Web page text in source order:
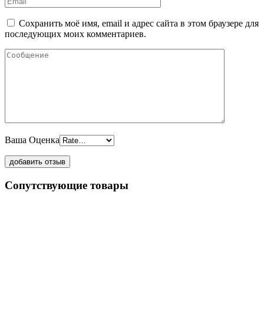
Сохранить моё имя, email и адрес сайта в этом браузере для
последующих моих комментариев.
Ваша Оценка
Сопутствующие товары